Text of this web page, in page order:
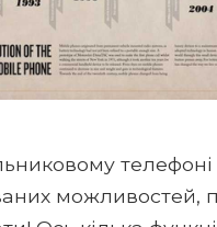
телефоні
можливостей,